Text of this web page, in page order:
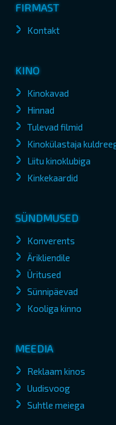
FIRMAST
Kontakt
KINO
Kinokavad
Hinnad
Tulevad filmid
Kinokülastaja
Liitu kinoklubiga
Kinkekaardid
SÜNDMUSED
Konverents
Ärikliendile
Üritused
Sünnipäevad
Kooliga kinno
MEEDIA
Reklaam kinos
Uudisvoog
Suhtle meiega